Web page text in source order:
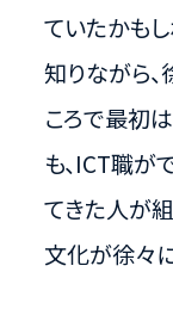
ていたかも
知りながら
ころで最初
も、ICT職が
てきた人が
文化が徐々